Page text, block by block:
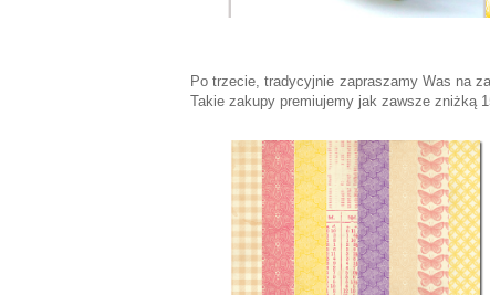
Po trzecie, tradycyjnie zapraszamy Was na
Takie zakupy premiujemy jak zawsze zniżką